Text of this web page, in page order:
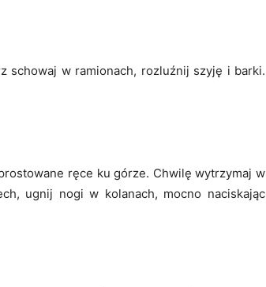
schowaj w ramionach, rozluźnij szyję i barki.
ręce ku górze. Chwilę wytrzymaj w
ugnij nogi w kolanach, mocno naciskając